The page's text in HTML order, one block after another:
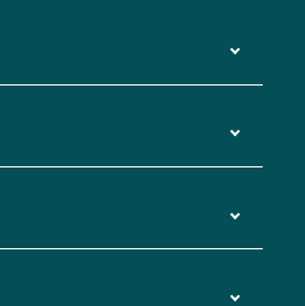
刻表
東京・埼玉